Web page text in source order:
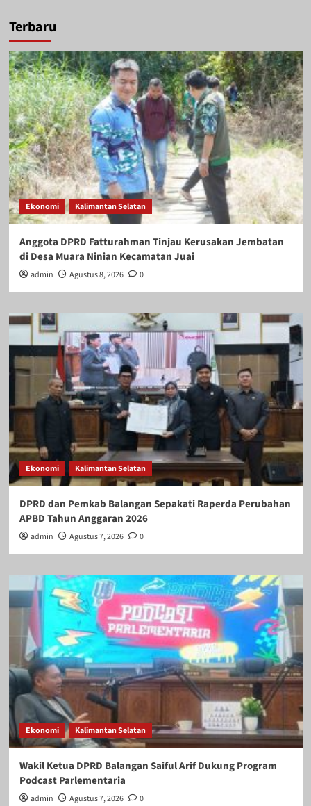
Terbaru
Ekonomi Kalimantan Selatan
Anggota DPRD Fatturahman Tinjau Kerusakan Jembatan
di Desa Muara Ninian Kecamatan Juai
admin Agustus 8, 2026 0
Ekonomi Kalimantan Selatan
DPRD dan Pemkab Balangan Sepakati Raperda Perubahan
APBD Tahun Anggaran 2026
admin Agustus 7, 2026 0
Ekonomi Kalimantan Selatan
Wakil Ketua DPRD Balangan Saiful Arif Dukung Program
Podcast Parlementaria
admin Agustus 7, 2026 0